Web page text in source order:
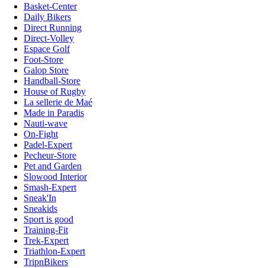
Basket-Center
Daily Bikers
Direct Running
Direct-Volley
Espace Golf
Foot-Store
Galop Store
Handball-Store
House of Rugby
La sellerie de Maé
Made in Paradis
Nauti-wave
On-Fight
Padel-Expert
Pecheur-Store
Pet and Garden
Slowood Interior
Smash-Expert
Sneak'In
Sneakids
Sport is good
Training-Fit
Trek-Expert
Triathlon-Expert
TripnBikers